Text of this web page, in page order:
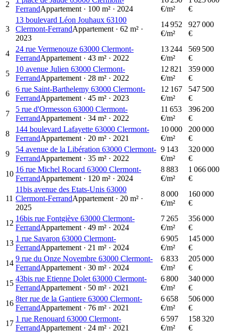
2
FerrandAppartement · 100 m² · 2024
€/m²
€
3
13 boulevard Léon Jouhaux 63100
Clermont-FerrandAppartement · 62 m² ·
2023
14 952
€/m²
927 000
€
4
24 rue Vermenouze 63000 Clermont-
FerrandAppartement · 43 m² · 2022
13 244
€/m²
569 500
€
5
10 avenue Julien 63000 Clermont-
FerrandAppartement · 28 m² · 2022
12 821
€/m²
359 000
€
6
6 rue Saint-Barthelemy 63000 Clermont-
FerrandAppartement · 45 m² · 2023
12 167
€/m²
547 500
€
7
5 rue d'Ormesson 63000 Clermont-
FerrandAppartement · 34 m² · 2022
11 653
€/m²
396 200
€
8
144 boulevard Lafayette 63000 Clermont-
FerrandAppartement · 20 m² · 2021
10 000
€/m²
200 000
€
9
54 avenue de la Libération 63000 Clermont-
FerrandAppartement · 35 m² · 2022
9 143
€/m²
320 000
€
10
16 rue Michel Rocard 63000 Clermont-
FerrandAppartement · 120 m² · 2024
8 883
€/m²
1 066 000
€
11
11bis avenue des Etats-Unis 63000
Clermont-FerrandAppartement · 20 m² ·
2025
8 000
€/m²
160 000
€
12
16bis rue Fontgiève 63000 Clermont-
FerrandAppartement · 49 m² · 2024
7 265
€/m²
356 000
€
13
1 rue Savaron 63000 Clermont-
FerrandAppartement · 21 m² · 2024
6 905
€/m²
145 000
€
14
9 rue du Onze Novembre 63000 Clermont-
FerrandAppartement · 30 m² · 2024
6 833
€/m²
205 000
€
15
43bis rue Etienne Dolet 63000 Clermont-
FerrandAppartement · 50 m² · 2021
6 800
€/m²
340 000
€
16
8ter rue de la Gantiere 63000 Clermont-
FerrandAppartement · 76 m² · 2021
6 658
€/m²
506 000
€
17
1 rue Renouard 63000 Clermont-
FerrandAppartement · 24 m² · 2021
6 597
€/m²
158 320
€